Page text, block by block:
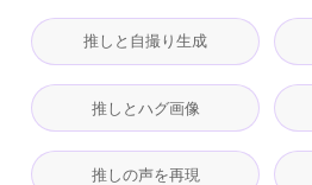
推しと自撮り生成
推しとハグ画像
推しの声を再現